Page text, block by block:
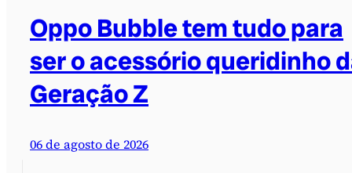
Oppo Bubble tem tudo para
ser o acessório queridinho
Geração Z
06 de agosto de 2026